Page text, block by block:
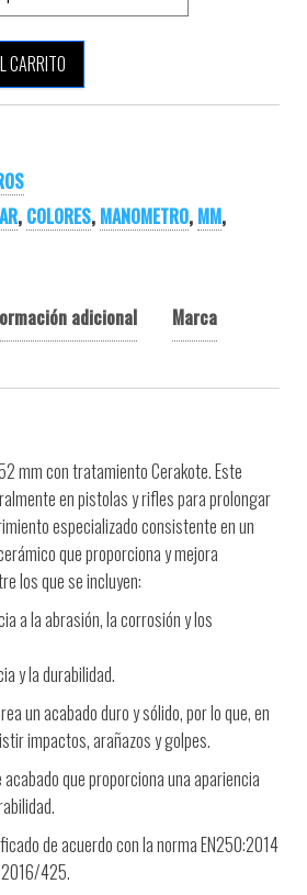
BAR MULTICOLOR cantidad
CARRITO
, COLORES, MANOMETRO, MM,
adicional
Marca
mm con tratamiento Cerakote. Este
en pistolas y rifles para prolongar
especializado consistente enun
que proporciona y mejora
los que se incluyen:
a la abrasión, la corrosión y los
y la durabilidad.
un acabado duro y sólido, por lo que, en
impactos, arañazos y golpes.
que proporciona una apariencia
de acuerdo con la norma EN250:2014
2016/425.